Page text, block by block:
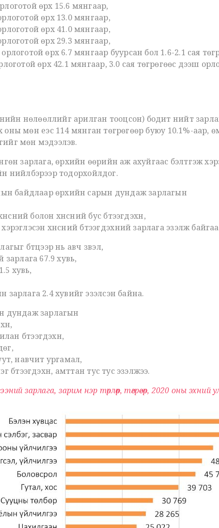
өрх 15.6 мянгаар,
өрх 13.0 мянгаар,
өрх 41.0 мянгаар,
өрх 29.3 мянгаар,
өрх 6.7 мянгаар буурсан бол 1.6-2.1 сая
өрх 42.1 мянгаар, 3.0 сая төгрөгөөс дээш
нөлөөллийг арилган тооцсон) бодит нийт
мөн үеэс 114 мянган төгрөгөөр буюу 10.1%-аар,
мөн мэдээлэв.
зарлага, өрхийн өөрийн аж ахуйгаас бэлтгэж
нийлбэрээр тодорхойлдог.
байдлаар өрхийн сарын дундаж зарлагын
болон хүнсний бус бүтээгдэхүүн,
хүнсний бүтээгдэхүүний зарлага эзэлж
бүтцээр нь авч үзвэл,
зарлага 67.9 хувь,
хувь,
зарлага 2.4 хувийг эзэлсэн байна.
дундаж зарлагын
бүтээгдэхүүн,
навчит ургамал,
амттан тус тус эзэлжээ.
зарлага, зарим нэр төрлөөр, төгрөгөөр, 2020 оны эхний